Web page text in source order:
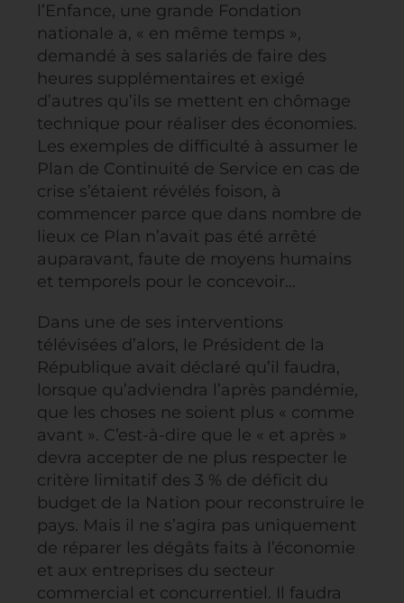
l’Enfance, une grande Fondation
nationale a, « en même temps »,
demandé à ses salariés de faire des
heures supplémentaires et exigé
d’autres qu’ils se mettent en chômage
technique pour réaliser des économies.
Les exemples de difficulté à assumer le
Plan de Continuité de Service en cas de
crise s’étaient révélés foison, à
commencer parce que dans nombre de
lieux ce Plan n’avait pas été arrêté
auparavant, faute de moyens humains
et temporels pour le concevoir…
Dans une de ses interventions
télévisées d’alors, le Président de la
République avait déclaré qu’il faudra,
lorsque qu’adviendra l’après pandémie,
que les choses ne soient plus « comme
avant ». C’est-à-dire que le « et après »
devra accepter de ne plus respecter le
critère limitatif des 3 % de déficit du
budget de la Nation pour reconstruire le
pays. Mais il ne s’agira pas uniquement
de réparer les dégâts faits à l’économie
et aux entreprises du secteur
commercial et concurrentiel. Il faudra